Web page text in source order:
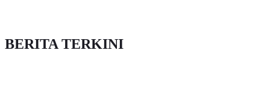
BERITA TERKINI